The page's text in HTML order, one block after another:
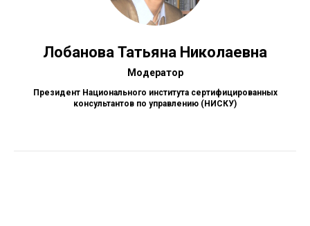
Лобанова Татьяна Николаевна
Модератор
Президент Национального института сертифицированных
консультантов по управлению (НИСКУ)